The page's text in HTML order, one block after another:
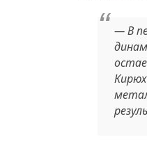
— В